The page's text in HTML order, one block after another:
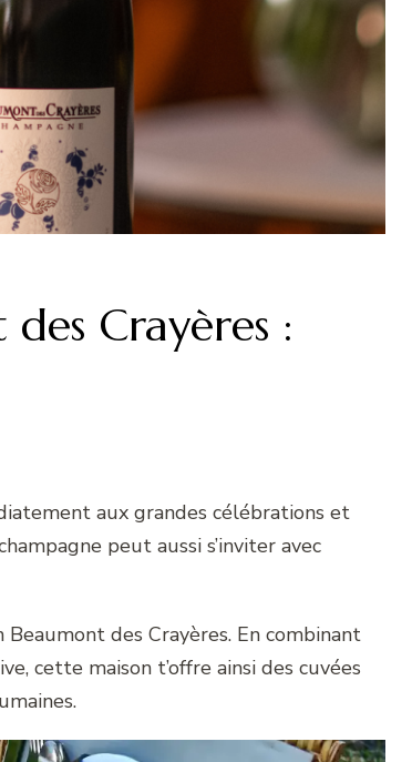
Crayères :
aux grandes célébrations et
peut aussi s’inviter avec
des Crayères. En combinant
cette maison t’offre ainsi des cuvées